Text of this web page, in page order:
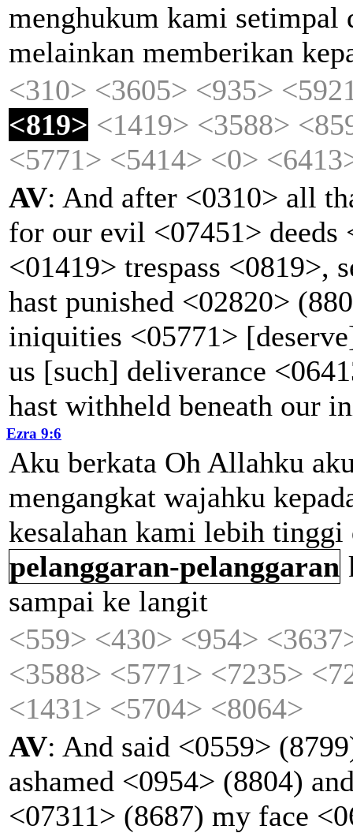
menghukum kami setimpal
melainkan memberikan
<310> <3605> <935>
<819> <1419> <3588>
<5771> <5414> <0>
AV: And after <0310> all
for our evil <07451> deeds
<01419> trespass <0819>,
hast punished <02820>
iniquities <05771>
us [such] deliverance
hast withheld beneath our
Ezra 9:6
Aku berkata Oh Allahku
mengangkat wajahku
kesalahan kami lebih tinggi
pelanggaran-pelanggaran
sampai ke langit
<559> <430> <954>
<3588> <5771> <7235>
<1431> <5704> <8064>
AV: And said <0559>
ashamed <0954> (8804)
<07311> (8687) my face